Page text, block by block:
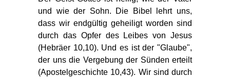
und wie der Sohn. Die Bibel lehrt uns,
dass wir endgültig geheiligt worden sind
durch das Opfer des Leibes von Jesus
(Hebräer 10,10). Und es ist der "Glaube",
der uns die Vergebung der Sünden erteilt
(Apostelgeschichte 10,43). Wir sind durch